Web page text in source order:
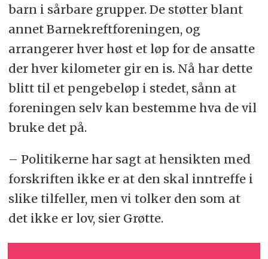
barn i sårbare grupper. De støtter blant
annet Barnekreftforeningen, og
arrangerer hver høst et løp for de ansatte
der hver kilometer gir en is. Nå har dette
blitt til et pengebeløp i stedet, sånn at
foreningen selv kan bestemme hva de vil
bruke det på.
– Politikerne har sagt at hensikten med
forskriften ikke er at den skal inntreffe i
slike tilfeller, men vi tolker den som at
det ikke er lov, sier Grøtte.